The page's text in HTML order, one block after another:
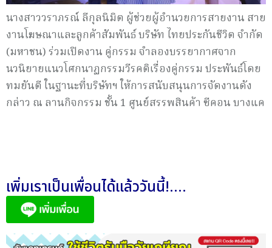
นางสาววราภรณ์ ลีกุลนิมิต ผู้ช่วยผู้อำนวยการสายงาน สาย
งานโฆษณาและลูกค้าสัมพันธ์ บริษัท ไทยประกันชีวิต จำกัด
(มหาชน) ร่วมเปิดงาน คู่กรรม จำลองบรรยากาศจาก
นวนิยายแนวโศกนาฏกรรมวีรคติเรื่องคู่กรรม ประพันธ์โดย
ทมยันตี ในฐานะที่บริษัทฯ ให้การสนับสนุนการจัดงานดัง
กล่าว ณ ลานกิจกรรม ชั้น 1 ศูนย์สรรพสินค้า ซีคอน บางแค
เพิ่มเราเป็นเพื่อนได้แล้ววันนี้!....